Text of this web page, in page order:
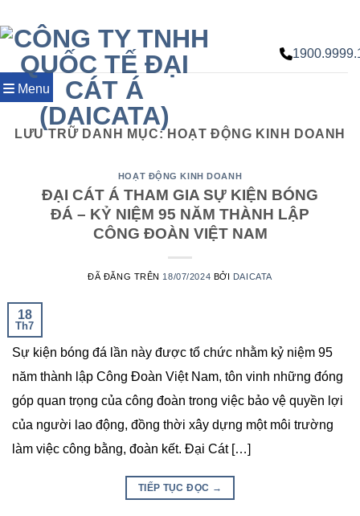
đến
nội
dung
Menu
LƯU TRỮ DANH MỤC: HOẠT ĐỘNG KINH DOANH
HOẠT ĐỘNG KINH DOANH
ĐẠI CÁT Á THAM GIA SỰ KIỆN BÓNG
ĐÁ – KỶ NIỆM 95 NĂM THÀNH LẬP
CÔNG ĐOÀN VIỆT NAM
ĐÃ ĐĂNG TRÊN 18/07/2024 BỞI DAICATA
18
Th7
Sự kiện bóng đá lần này được tổ chức nhằm kỷ niệm 95
năm thành lập Công Đoàn Việt Nam, tôn vinh những đóng
góp quan trọng của công đoàn trong việc bảo vệ quyền lợi
của người lao động, đồng thời xây dựng một môi trường
làm việc công bằng, đoàn kết. Đại Cát […]
TIẾP TỤC ĐỌC →